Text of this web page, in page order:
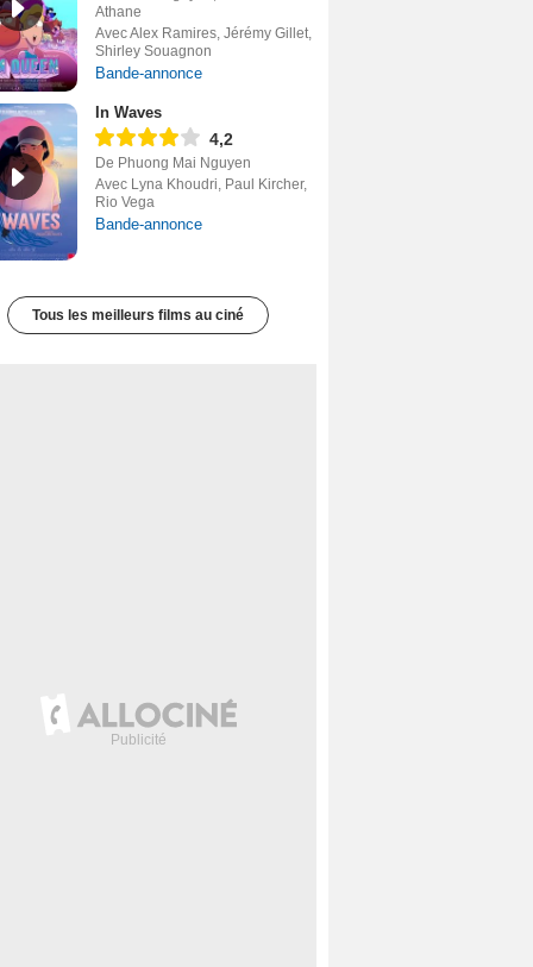
Athane
Avec Alex Ramires, Jérémy Gillet,
Shirley Souagnon
Bande-annonce
In Waves
4,2
De Phuong Mai Nguyen
Avec Lyna Khoudri, Paul Kircher,
Rio Vega
Bande-annonce
Tous les meilleurs films au ciné